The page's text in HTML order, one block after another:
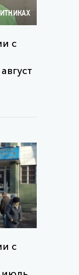
с
с